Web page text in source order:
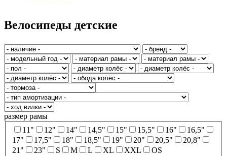
Велосипеды детские
размер рамы
11"
12" 14" 14,5" 15" 15,5" 16"
16,5"
17"
17,5" 18" 18,5" 19" 20" 20,5"
20,8"
21"
23" S M L XL XXL
OS